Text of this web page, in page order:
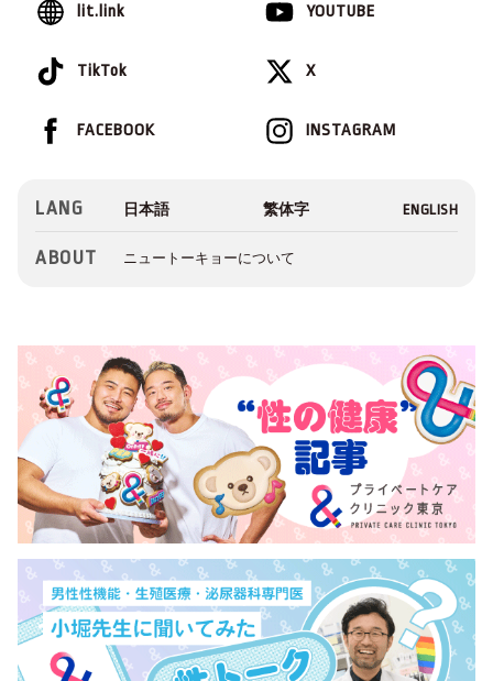
lit.link YOUTUBE
TikTok X
INSTAGRAM
FACEBOOK
LANG
ABOUT ニュートーキョーについて